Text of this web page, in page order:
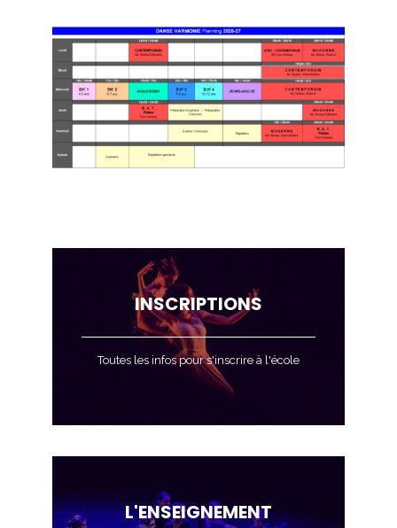
INSCRIPTIONS
Toutes les infos pour s'inscrire à l'école
L'ENSEIGNEMENT